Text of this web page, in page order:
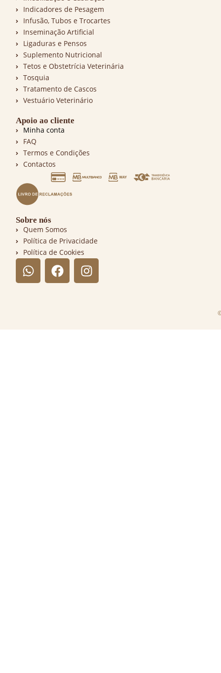
Indicadores de Pesagem
Infusão, Tubos e Trocartes
Inseminação Artificial
Ligaduras e Pensos
Suplemento Nutricional
Tetos e Obstetrícia Veterinária
Tosquia
Tratamento de Cascos
Vestuário Veterinário
Apoio ao cliente
Minha conta
FAQ
Termos e Condições
Contactos
Sobre nós
Quem Somos
Política de Privacidade
Política de Cookies